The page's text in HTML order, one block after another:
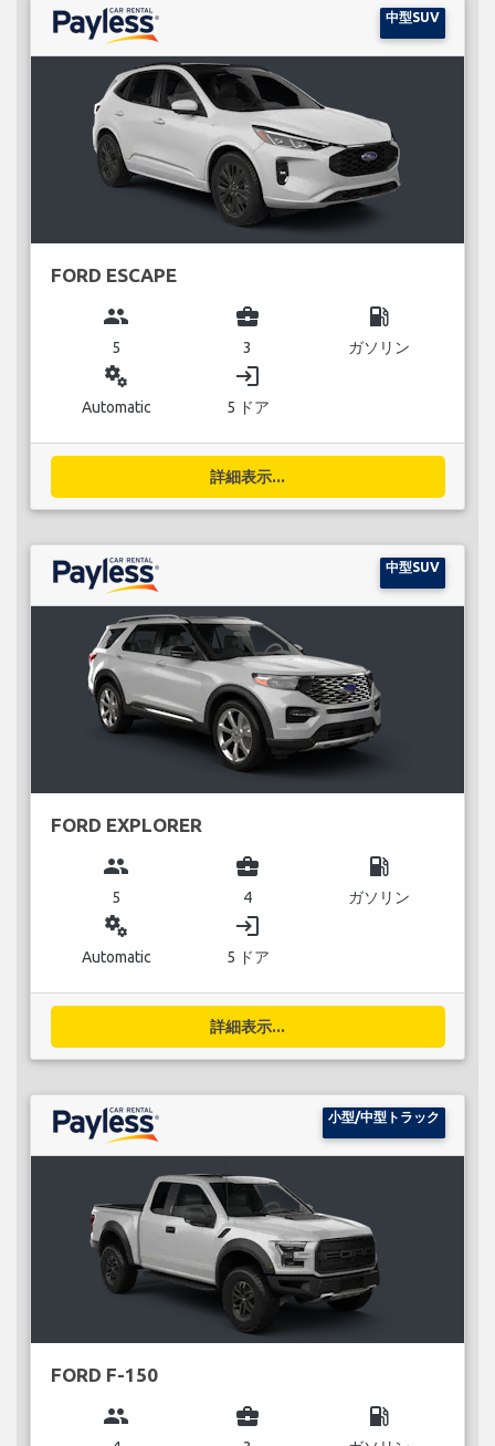
中型SUV
FORD ESCAPE
group
5
business_center
3
local_gas_station
ガソリン
miscellaneous_services
Automatic
login
5 ドア
詳細表示...
中型SUV
FORD EXPLORER
group
5
business_center
4
local_gas_station
ガソリン
miscellaneous_services
Automatic
login
5 ドア
詳細表示...
小型/中型トラック
FORD F-150
group business_center local_gas_station